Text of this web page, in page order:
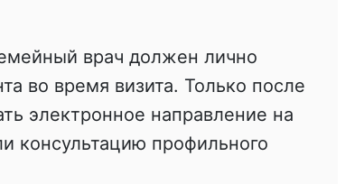
врач должен лично
во время визита. Только после
электронное направление на
консультацию профильного